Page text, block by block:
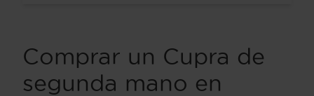
Comprar un Cupra de
segunda mano en